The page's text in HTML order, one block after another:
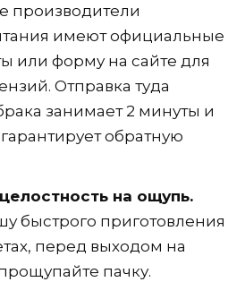
производители
имеют официальные
или форму на сайте для
Отправка туда
занимает 2 минуты и
обратную
на ощупь.
быстрого приготовления
перед выходом на
пачку.